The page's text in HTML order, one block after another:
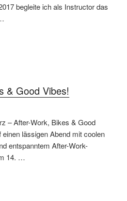
begleite ich als Instructor das
& Good Vibes!
– After-Work, Bikes & Good
lässigen Abend mit coolen
entspanntem After-Work-
14. …